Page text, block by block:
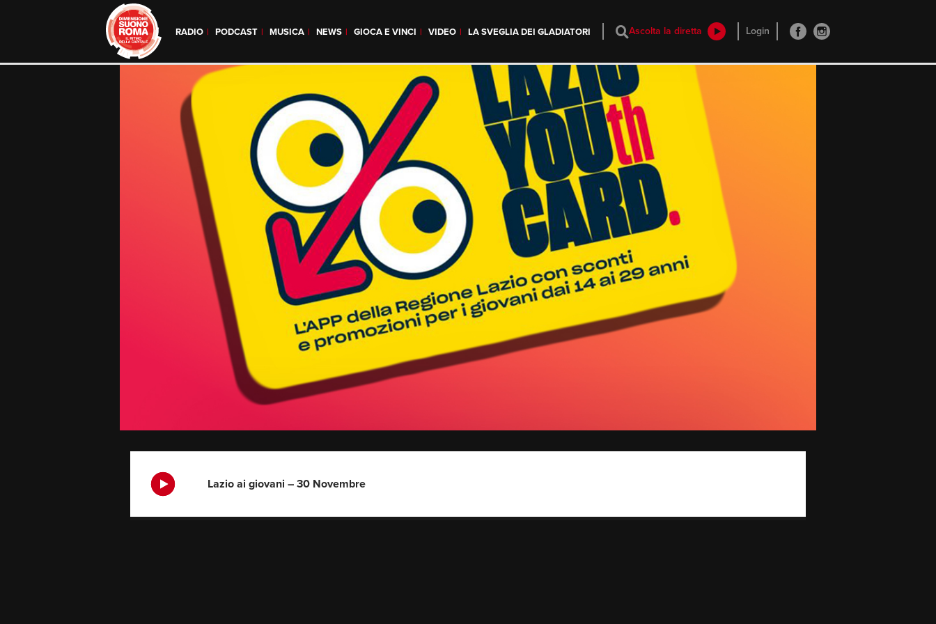
RADIO PODCAST MUSICA NEWS GIOCA E VINCI VIDEO LA SVEGLIA DEI GLADIATORI Ascolta la diretta Login
Lazio ai giovani – 30 Novembre